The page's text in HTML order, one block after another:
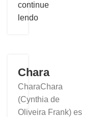
continue
lendo
Chara
CharaChara
(Cynthia de
Oliveira Frank) es